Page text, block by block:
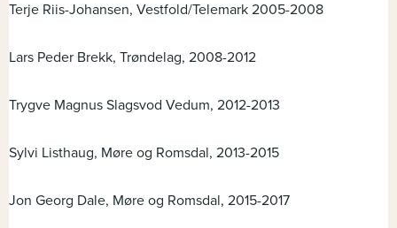
Terje Riis-Johansen, Vestfold/Telemark 2005-2008
Lars Peder Brekk, Trøndelag, 2008-2012
Trygve Magnus Slagsvod Vedum, 2012-2013
Sylvi Listhaug, Møre og Romsdal, 2013-2015
Jon Georg Dale, Møre og Romsdal, 2015-2017